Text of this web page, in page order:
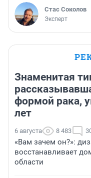
Стас Соколов
Эксперт
Знаменитая
формой рака,
лет
6 августа 8 483
«Вам зачем он?»:
восстанавливает
области